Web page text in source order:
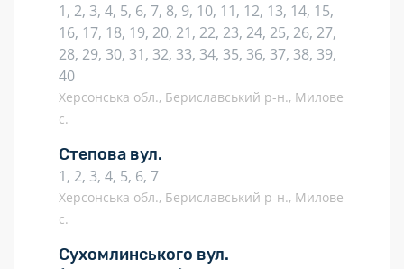
1, 2, 3, 4, 5, 6, 7, 8, 9, 10, 11, 12, 13, 14, 15,
16, 17, 18, 19, 20, 21, 22, 23, 24, 25, 26, 27,
28, 29, 30, 31, 32, 33, 34, 35, 36, 37, 38, 39,
40
Херсонська обл., Бериславський р-н., Милове
с.
Степова вул.
1, 2, 3, 4, 5, 6, 7
Херсонська обл., Бериславський р-н., Милове
с.
Сухомлинського вул.